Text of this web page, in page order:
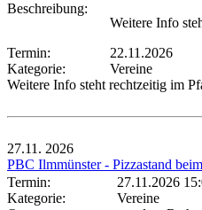
Beschreibung:
Weitere Info
Termin:
22.11.2026
Kategorie:
Vereine
Weitere Info steht rechtzeitig im
27.11. 2026
PBC Ilmmünster - Pizzastand
Termin:
27.11.2026
Kategorie:
Vereine